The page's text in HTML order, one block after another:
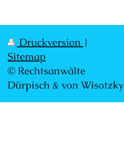
Druckversion |
Sitemap
© Rechtsanwälte
Dürpisch & von Wisotzky